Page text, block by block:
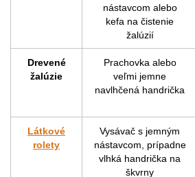
nástavcom alebo
kefa na čistenie
žalúzií
Drevené
žalúzie
Prachovka alebo
veľmi jemne
navlhčená handrička
Látkové
rolety
Vysávač s jemným
nástavcom, prípadne
vlhká handrička na
škvrny